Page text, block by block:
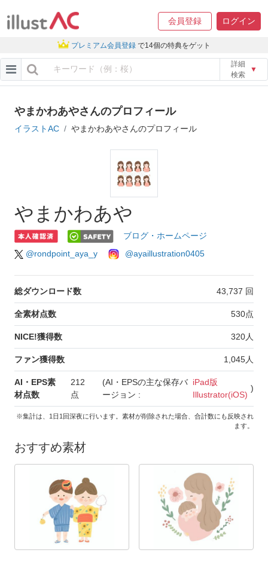
会員登録 ログイン
プレミアム会員登録 で14個の特典をゲット
詳細
検索
▼
やまかわあやさんのプロフィール
イラストAC やまかわあやさんのプロフィール
やまかわあや
ブログ・ホームページ
@rondpoint_aya_y
@ayaillustration0405
総ダウンロード数 43,737 回
全素材点数 530点
NICE!獲得数 320人
ファン獲得数 1,045人
AI・EPS素
材点数
212
点
(AI・EPSの主な保存バ
ージョン :
iPad版
Illustrator(iOS)
)
※集計は、1日1回深夜に行います。素材が削除された場合、合計数にも反映され
ます。
おすすめ素材